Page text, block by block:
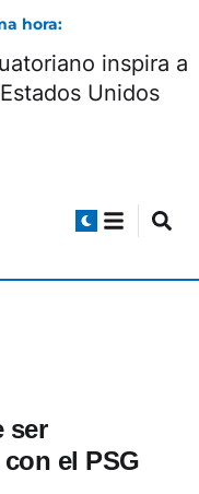
hora:
inspira a
Unidos
ser
el PSG